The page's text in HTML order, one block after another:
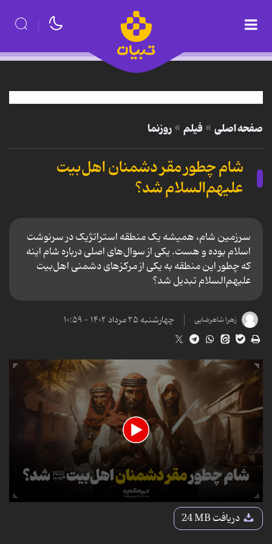
صفحه اصلی فیلم روزنما
شام چطور مقر دشمنان اهل‌بیت
علیهم‌السلام شد؟
سرزمین شام، همیشه یک منطقه استراتژیک در سرنوشت
اسلام بوده و هست. یکی از سوال‌های اصلی درباره شام اینه
که چطور این منطقه به یکی از مرکزهای دشمنی اهل‌بیت
علیهم‌السلام تبدیل شد؟
زهرا شاهرضایی چهارشنبه ۲۵ مرداد ۱۴۰۲ - ۱۰:۵۹
0
دریافت24 MB